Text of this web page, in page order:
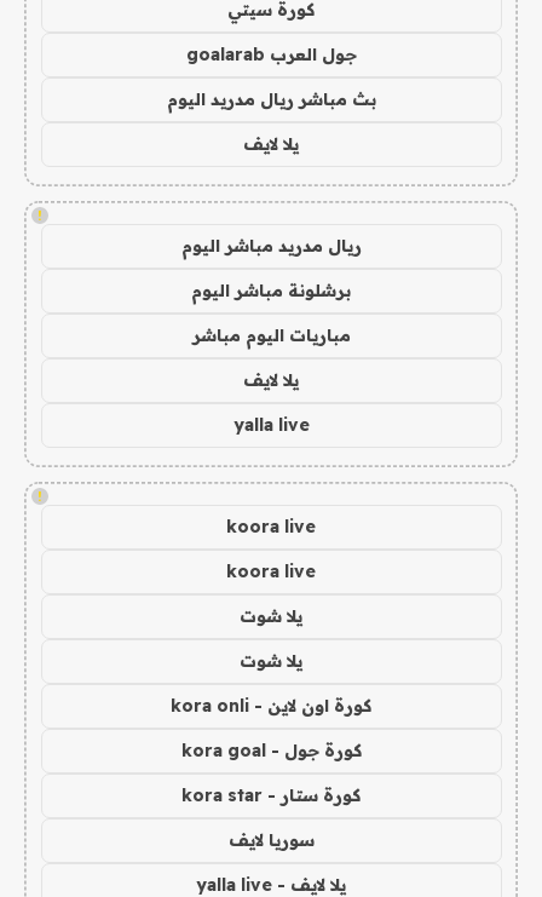
كورة سيتي
جول العرب goalarab
بث مباشر ريال مدريد اليوم
يلا لايف
!
ريال مدريد مباشر اليوم
برشلونة مباشر اليوم
مباريات اليوم مباشر
يلا لايف
yalla live
!
koora live
koora live
يلا شوت
يلا شوت
كورة اون لاين - kora onli
كورة جول - kora goal
كورة ستار - kora star
سوريا لايف
يلا لايف - yalla live